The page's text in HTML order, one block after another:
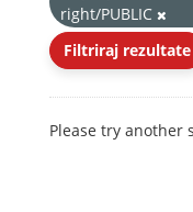
right/PUBLIC
Filtriraj rezultate
Please try another